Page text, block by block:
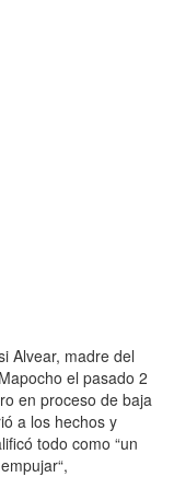
Alvear, madre del
el pasado 2
en proceso de baja
a los hechos y
todo como “un